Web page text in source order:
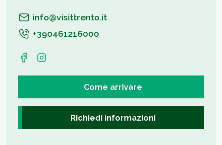
info@visittrento.it
+390461216000
Come arrivare
Richiedi informazioni